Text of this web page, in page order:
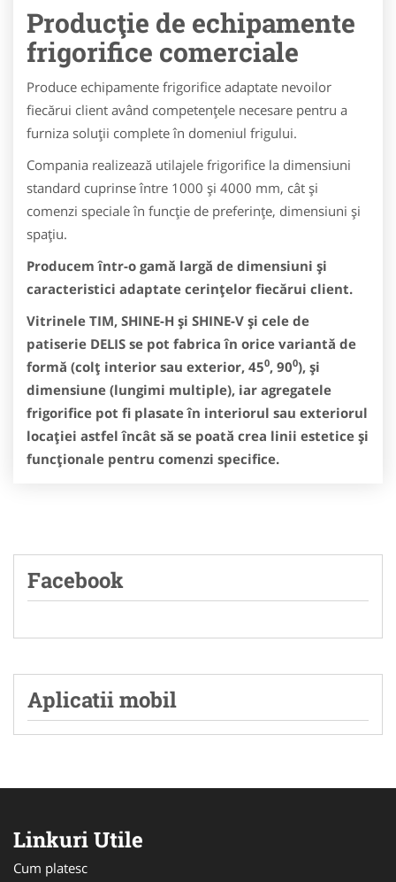
Producţie de echipamente
frigorifice comerciale
Produce echipamente frigorifice adaptate nevoilor
fiecărui client având competenţele necesare pentru a
furniza soluţii complete în domeniul frigului.
Compania realizează utilajele frigorifice la dimensiuni
standard cuprinse între 1000 şi 4000 mm, cât şi
comenzi speciale în funcţie de preferinţe, dimensiuni şi
spaţiu.
Producem într-o gamă largă de dimensiuni şi
caracteristici adaptate cerinţelor fiecărui client.
Vitrinele TIM, SHINE-H și SHINE-V și cele de
patiserie DELIS se pot fabrica în orice variantă de
formă (colț interior sau exterior, 450, 900), și
dimensiune (lungimi multiple), iar agregatele
frigorifice pot fi plasate în interiorul sau exteriorul
locației astfel încât să se poată crea linii estetice și
funcționale pentru comenzi specifice.
Facebook
Aplicatii mobil
Linkuri Utile
Cum platesc